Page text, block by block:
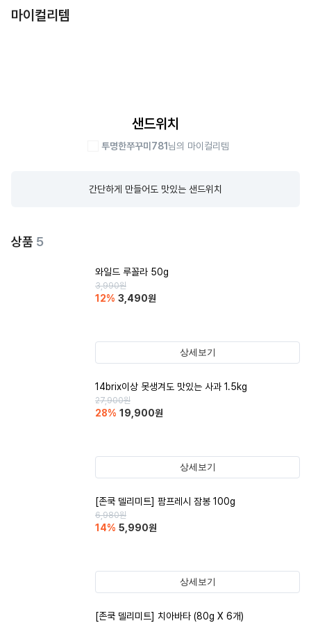
마이컬리템
샌드위치
투명한쭈꾸미781 님의 마이컬리템
간단하게 만들어도 맛있는 샌드위치
상품 5
와일드 루꼴라 50g
3,990원
12% 3,490원
상세보기
14brix이상 못생겨도 맛있는 사과 1.5kg
27,900원
28% 19,900원
상세보기
[존쿡 델리미트] 팜프레시 잠봉 100g
6,980원
14% 5,990원
상세보기
[존쿡 델리미트] 치아바타 (80g X 6개)